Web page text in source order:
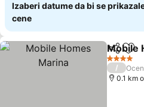
Izaberi datume da bi se
cene
Deli
Mobile
4 Zvezdice
/
0.1 km